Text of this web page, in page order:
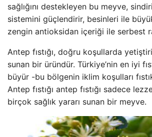
sağlığını destekleyen bu meyve,
sistemini güçlendirir, besinleri ile
zengin antioksidan içeriği ile serbest
Antep fıstığı, doğru koşullarda
sunan bir üründür. Türkiye’nin en iyi
büyür -bu bölgenin iklim koşulları
Antep fıstığı antep fıstığı sadece
birçok sağlık yararı sunan bir meyve.